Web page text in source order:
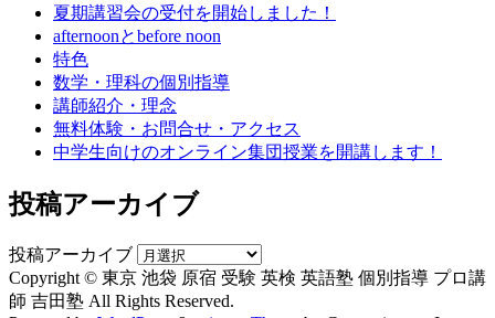
夏期講習会の受付を開始しました！
afternoonとbefore noon
特色
数学・理科の個別指導
講師紹介・理念
無料体験・お問合せ・アクセス
中学生向けのオンライン集団授業を開講します！
投稿アーカイブ
投稿アーカイブ
Copyright © 東京 池袋 原宿 受験 英検 英語塾 個別指導 プロ講
師 吉田塾 All Rights Reserved.